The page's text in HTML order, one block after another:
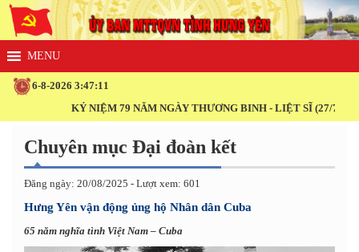
6-8-2026 3:47:12
KỶ NIỆM 79 NĂM NGÀY THƯƠNG BINH - LIỆT SĨ (27/7/1947 -
Chuyên mục Đại đoàn kết
Đăng ngày: 20/08/2025 - Lượt xem: 601
Hưng Yên vận động ủng hộ Nhân dân Cuba
65 năm nghĩa tình Việt Nam – Cuba